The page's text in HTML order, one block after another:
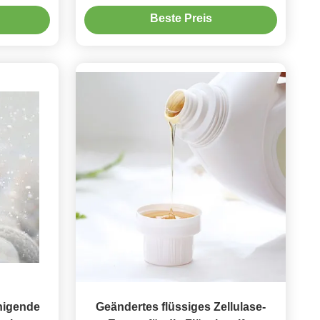
Öl-
Stärken auf
Beste Preis
Geändertes flüssiges Zellulase-